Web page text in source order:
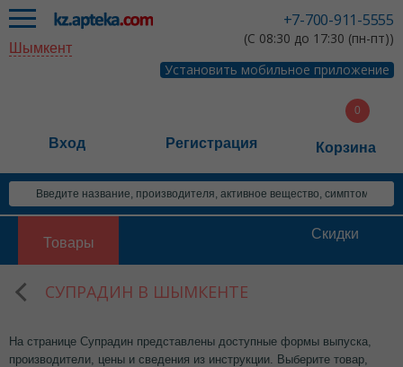
+7-700-911-5555
(С 08:30 до 17:30 (пн-пт))
Установить мобильное приложение
Шымкент
Вход Регистрация Корзина
Товары
Скидки
СУПРАДИН В ШЫМКЕНТЕ
На странице Супрадин представлены доступные формы выпуска,
производители, цены и сведения из инструкции. Выберите товар,